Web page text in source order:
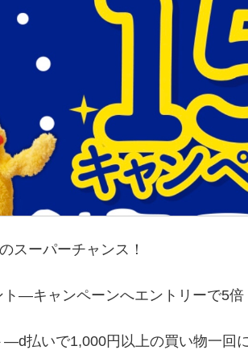
スーパーチャンス！
ト—キャンペーンへエントリーで5倍
—d払いで1,000円以上の買い物一回